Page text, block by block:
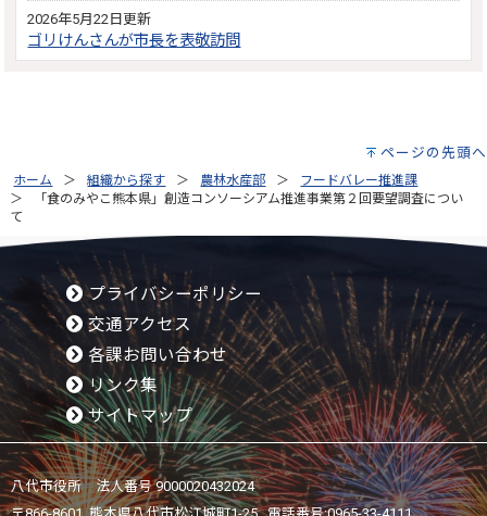
2026年5月22日更新
ゴリけんさんが市長を表敬訪問
ページの先頭へ
ホーム 組織から探す 農林水産部
フードバレー推進課
「食のみやこ熊本県」創造コンソーシアム推進事業第２回要望調査につい
て
プライバシーポリシー
交通アクセス
各課お問い合わせ
リンク集
サイトマップ
八代市役所 法人番号 9000020432024